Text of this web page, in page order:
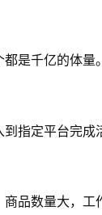
是千亿的体
指定平台完
品数量大，